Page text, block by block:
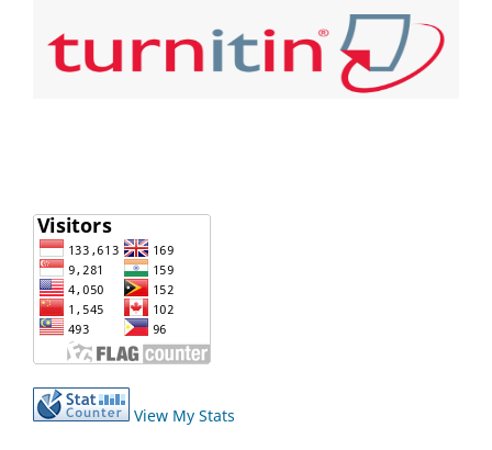
View My Stats